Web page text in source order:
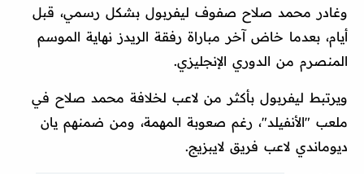
وغادر محمد صلاح صفوف ليفربول بشكل رسمي، قبل
أيام، بعدما خاض آخر مباراة رفقة الريدز نهاية الموسم
المنصرم من الدوري الإنجليزي.
ويرتبط ليفربول بأكثر من لاعب لخلافة محمد صلاح في
ملعب "الأنفيلد"، رغم صعوبة المهمة، ومن ضمنهم يان
ديوماندي لاعب فريق لايبزيج.